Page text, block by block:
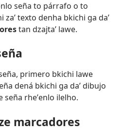
seña to párrafo o to
zaʼ texto denha bkichi ga daʼ
tan dzajtaʼ lawe.
primero bkichi lawe
dená bkichi ga daʼ dibujo
seña rheʼenlo ilelho.
marcadores